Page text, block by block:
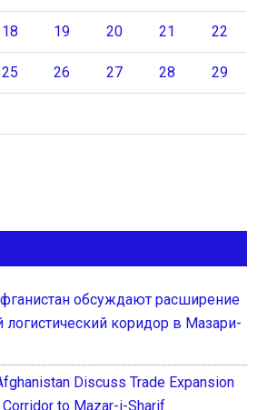
18 19 20 21 22
25 26 27 28 29
обсуждают расширение
коридор в Мазари-
Discuss Trade Expansion
to Mazar-i-Sharif